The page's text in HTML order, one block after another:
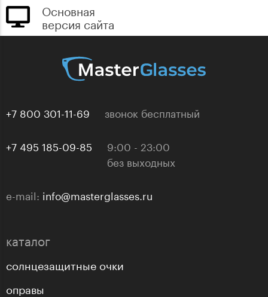
Основная
версия сайта
+7 800 301-11-69 звонок бесплатный
+7 495 185-09-85
9:00 - 23:00
без выходных
e-mail: info@masterglasses.ru
каталог
солнцезащитные очки
оправы